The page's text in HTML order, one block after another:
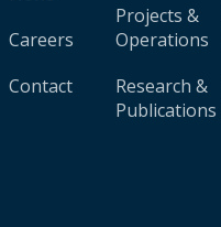
Careers
Contact
Projects &
Operations
Research &
Publications